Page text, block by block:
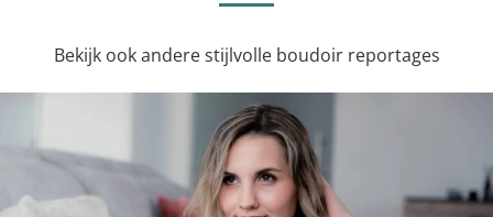
Bekijk ook andere stijlvolle boudoir reportages